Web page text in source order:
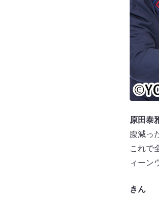
原田泰
腹減っ
これで
ィーン
きん